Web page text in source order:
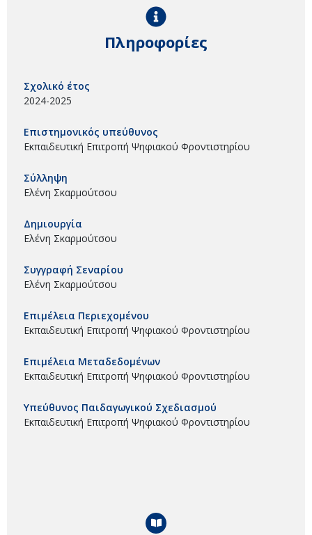
Πληροφορίες
Σχολικό έτος
2024-2025
Επιστημονικός υπεύθυνος
Εκπαιδευτική Επιτροπή Ψηφιακού Φροντιστηρίου
Σύλληψη
Ελένη Σκαρμούτσου
Δημιουργία
Ελένη Σκαρμούτσου
Συγγραφή Σεναρίου
Ελένη Σκαρμούτσου
Επιμέλεια Περιεχομένου
Εκπαιδευτική Επιτροπή Ψηφιακού Φροντιστηρίου
Επιμέλεια Μεταδεδομένων
Εκπαιδευτική Επιτροπή Ψηφιακού Φροντιστηρίου
Υπεύθυνος Παιδαγωγικού Σχεδιασμού
Εκπαιδευτική Επιτροπή Ψηφιακού Φροντιστηρίου